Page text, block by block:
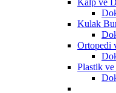
Kulak
Ortopedi
Plastik